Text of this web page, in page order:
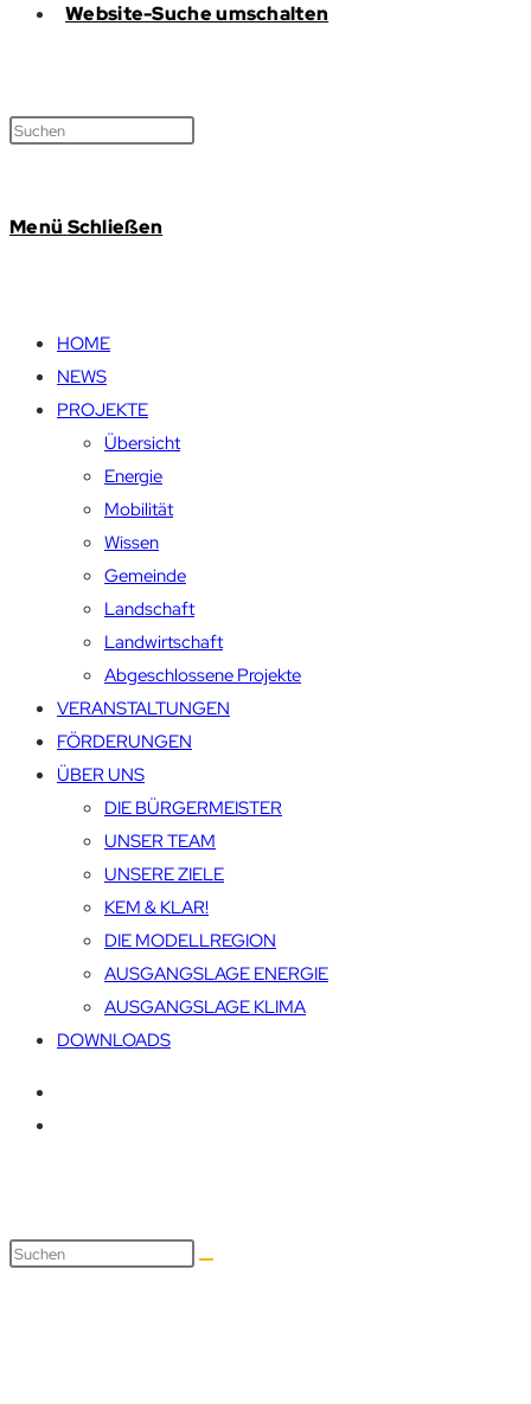
Website-Suche umschalten
Menü Schließen
HOME
NEWS
PROJEKTE
Übersicht
Energie
Mobilität
Wissen
Gemeinde
Landschaft
Landwirtschaft
Abgeschlossene Projekte
VERANSTALTUNGEN
FÖRDERUNGEN
ÜBER UNS
DIE BÜRGERMEISTER
UNSER TEAM
UNSERE ZIELE
KEM & KLAR!
DIE MODELLREGION
AUSGANGSLAGE ENERGIE
AUSGANGSLAGE KLIMA
DOWNLOADS